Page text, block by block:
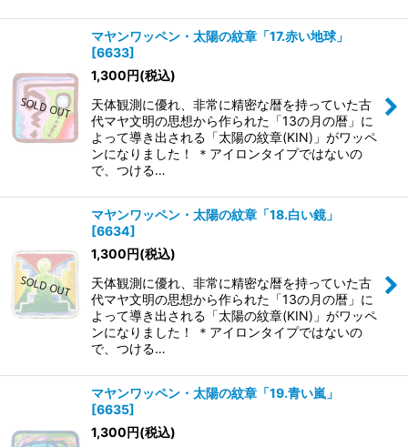
マヤンワッペン・太陽の紋章「17.赤い地球」
[6633]
1,300円(税込)
天体観測に優れ、非常に精密な暦を持っていた古
代マヤ文明の思想から作られた「13の月の暦」に
よって導き出される「太陽の紋章(KIN)」がワッペ
ンになりました！ ＊アイロンタイプではないの
で、つける…
マヤンワッペン・太陽の紋章「18.白い鏡」
[6634]
1,300円(税込)
天体観測に優れ、非常に精密な暦を持っていた古
代マヤ文明の思想から作られた「13の月の暦」に
よって導き出される「太陽の紋章(KIN)」がワッペ
ンになりました！ ＊アイロンタイプではないの
で、つける…
マヤンワッペン・太陽の紋章「19.青い嵐」
[6635]
1,300円(税込)